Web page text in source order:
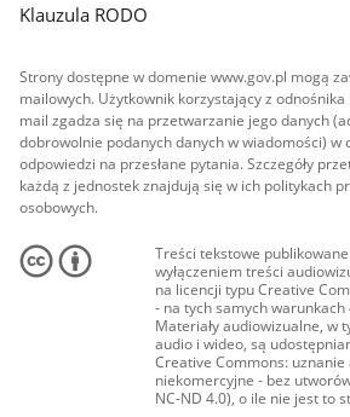
Klauzula RODO
Strony dostępne w domenie www.gov.pl mogą
mailowych. Użytkownik korzystający z
mail zgadza się na przetwarzanie jego danych
dobrowolnie podanych danych w wiadomości) w
odpowiedzi na przesłane pytania. Szczegóły
każdą z jednostek znajdują się w ich politykach
osobowych.
Treści tekstowe
wyłączeniem treści
na licencji typu Creative
- na tych samych warunkach
Materiały audiowizualne, w
audio i wideo, są
Creative Commons:
niekomercyjne - bez
NC-ND 4.0), o ile nie jest to